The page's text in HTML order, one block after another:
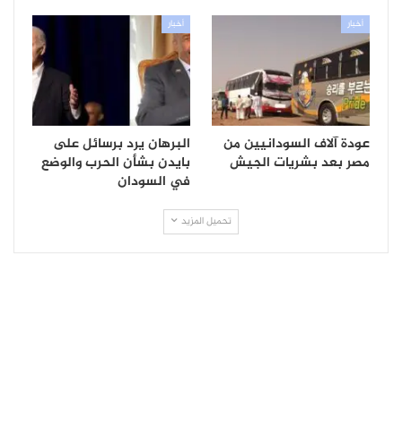
أخبار
عودة آلاف السودانيين من
مصر بعد بشريات الجيش
أخبار
البرهان يرد برسائل على
بايدن بشأن الحرب والوضع
في السودان
تحميل المزيد